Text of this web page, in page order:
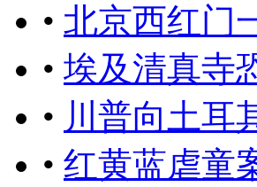
• 北京西红门
• 埃及清真寺
• 川普向土耳
• 红黄蓝虐童